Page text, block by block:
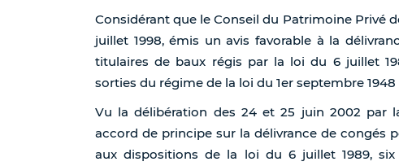
Considérant que le Conseil du Patrimoine Privé
juillet 1998, émis un avis favorable à la
titulaires de baux régis par la loi du 6 juillet
sorties du régime de la loi du 1er septembre 1948
Vu la délibération des 24 et 25 juin 2002 par
accord de principe sur la délivrance de congés
aux dispositions de la loi du 6 juillet 1989,